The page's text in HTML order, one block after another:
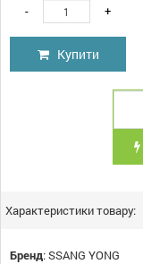
- +
Купити
Характеристики товару:
Бренд:SSANG YONG